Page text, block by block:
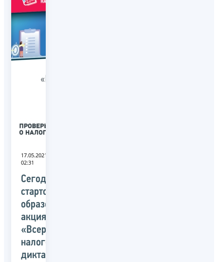
17.05.2021
02:31
Сегодня
стартовала
образовательная
акция
«Всероссийский
налоговый
диктант»